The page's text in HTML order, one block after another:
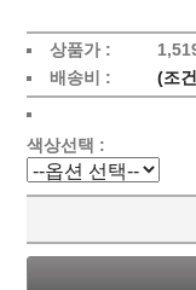
상품가 :
배송비 : (조
색상선택 :